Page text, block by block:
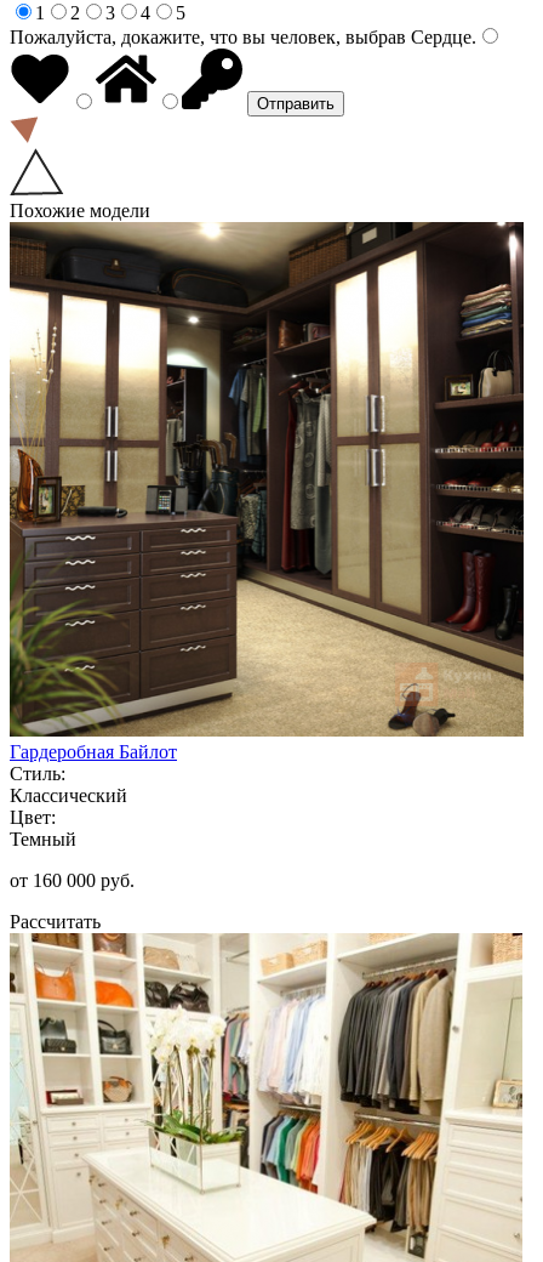
1
2 3 4
5
Пожалуйста, докажите, что вы человек, выбрав Сердце.
Похожие модели
Гардеробная Байлот
Стиль:
Классический
Цвет:
Темный
от 160 000 руб.
Рассчитать